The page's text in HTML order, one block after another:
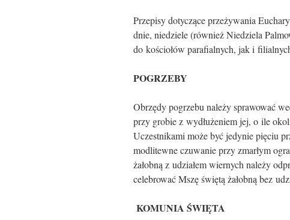
Przepisy dotyczące przeżywania
dnie, niedziele (również Niedziela
do kościołów parafialnych, jak i
POGRZEBY
Obrzędy pogrzebu należy sprawować
przy grobie z wydłużeniem jej, o ile
Uczestnikami może być jedynie pięciu
modlitewne czuwanie przy zmarłym
żałobną z udziałem wiernych należy
celebrować Mszę świętą żałobną bez
KOMUNIA ŚWIĘTA